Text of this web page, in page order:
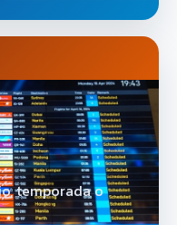
temporada o